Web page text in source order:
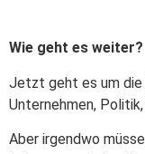
Wie geht es weiter?
Jetzt geht es um die
Unternehmen,
Aber irgendwo